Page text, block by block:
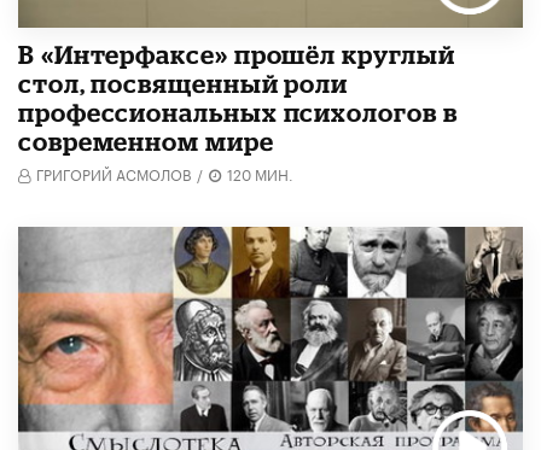
В «Интерфаксе» прошёл круглый
стол, посвященный роли
профессиональных психологов в
современном мире
ГРИГОРИЙ АСМОЛОВ / 120 МИН.